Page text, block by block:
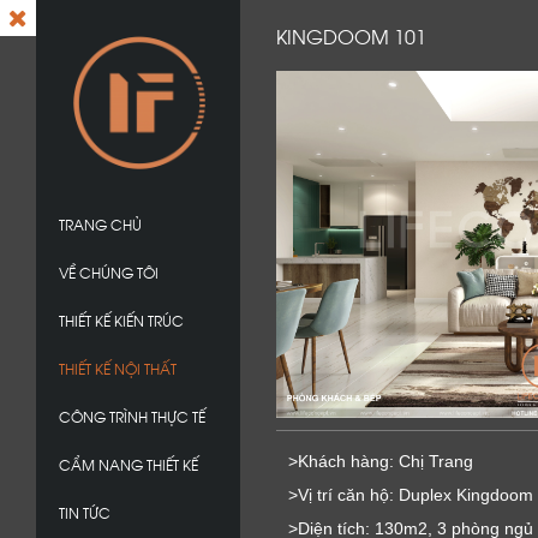
TRANG CHỦ
VỀ CHÚNG TÔI
THIẾT KẾ KIẾN TRÚC
THIẾT KẾ NỘI THẤT
CÔNG TRÌNH THỰC TẾ
CẨM NANG THIẾT KẾ
TIN TỨC
KINGDOOM 101
>Khách hàng: Chị Trang
>Vị trí căn hộ: Duplex Kingdoom
>Diện tích: 130m2, 3 phòng ngủ